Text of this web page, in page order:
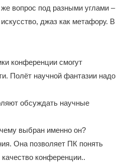
же вопрос под разными углами –
джаз как метафору. В
конференции смогут
Полёт научной фантазии надо
обсуждать научные
выбран именно он?
Она позволяет ПК понять
качество конференции..